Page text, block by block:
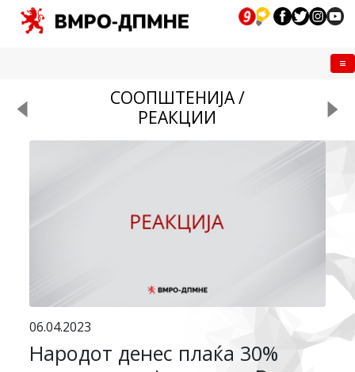
СООПШТЕНИЈА /
РЕАКЦИИ
06.04.2023
Народот денес плаќа 30%